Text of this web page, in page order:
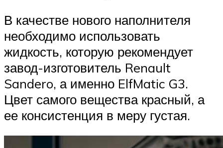
В качестве нового наполнителя
необходимо использовать
жидкость, которую рекомендует
завод-изготовитель Renault
Sandero, а именно ElfMatic G3.
Цвет самого вещества красный, а
ее консистенция в меру густая.